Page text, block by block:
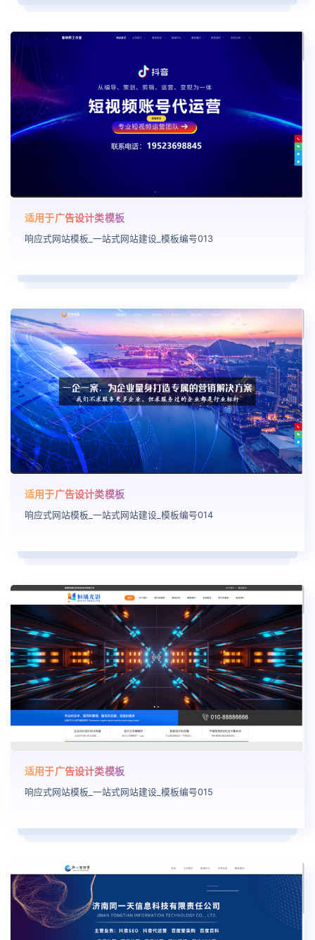
适用于广告设计类模板
响应式网站模板_一站式网站建设_模板编号013
适用于广告设计类模板
响应式网站模板_一站式网站建设_模板编号014
适用于广告设计类模板
响应式网站模板_一站式网站建设_模板编号015